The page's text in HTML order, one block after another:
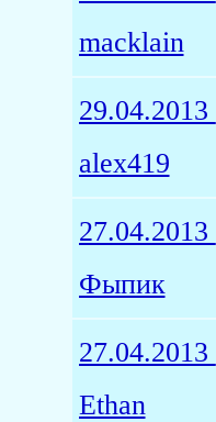
macklain
29.04.2013
alex419
27.04.2013
Фыпик
27.04.2013
Ethan